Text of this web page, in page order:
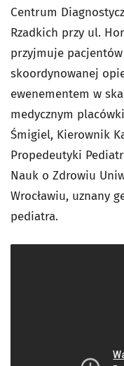
Centrum
Rzadkich przy ul.
przyjmuje
skoordynowanej
ewenementem w
medycznym
Śmigiel, Kierownik
Propedeutyki
Nauk o Zdrowiu
Wrocławiu, uznany
pediatra.